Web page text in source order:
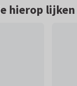
hierop lijken